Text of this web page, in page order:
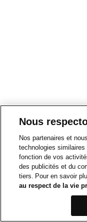
Nous
Nos partenaires et
technologies
fonction de vos
des publicités et du
tiers. Pour en savoir
au respect de la vie